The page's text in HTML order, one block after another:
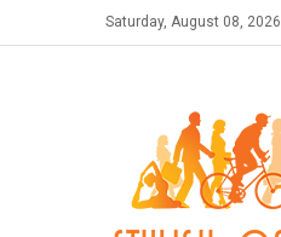
to
Saturday, August 08, 2026